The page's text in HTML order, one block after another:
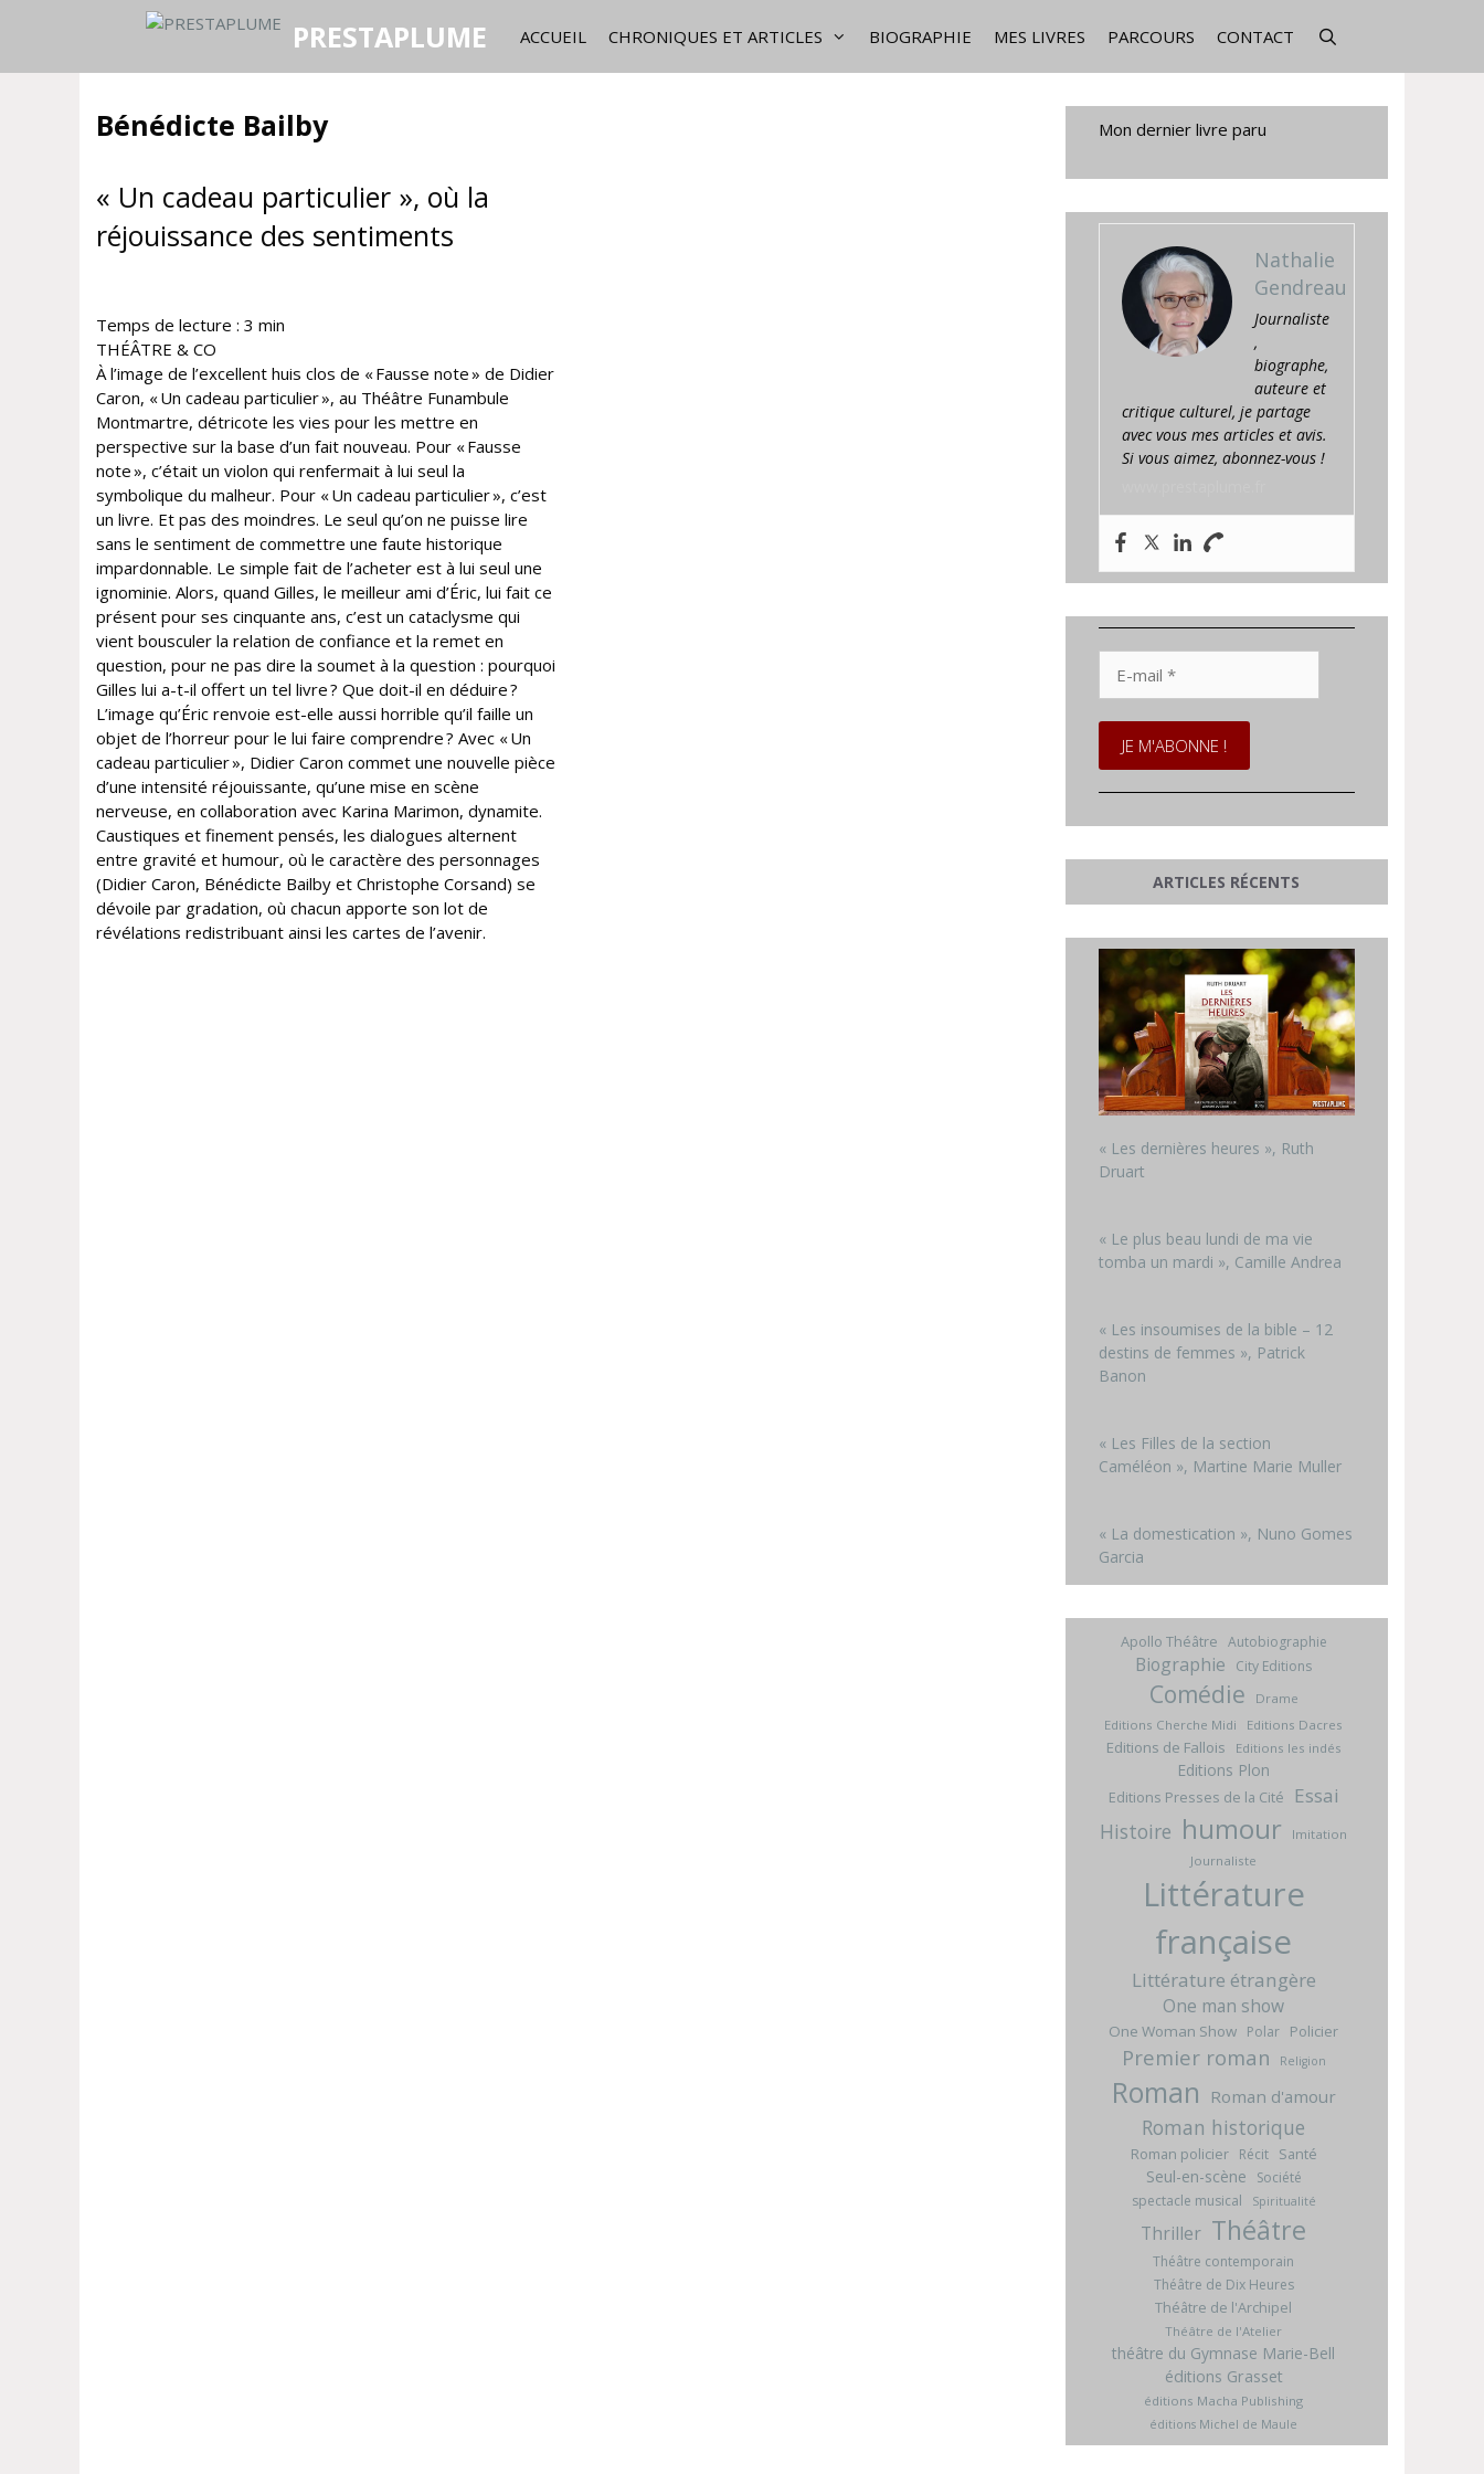
PRESTAPLUME ACCUEIL CHRONIQUES ET ARTICLES BIOGRAPHIE MES LIVRES PARCOURS CONTACT
Bénédicte Bailby
« Un cadeau particulier », où la
réjouissance des sentiments
Temps de lecture : 3 min
THÉÂTRE & CO
À l’image de l’excellent huis clos de « Fausse note » de Didier
Caron, « Un cadeau particulier », au Théâtre Funambule
Montmartre, détricote les vies pour les mettre en
perspective sur la base d’un fait nouveau. Pour « Fausse
note », c’était un violon qui renfermait à lui seul la
symbolique du malheur. Pour « Un cadeau particulier », c’est
un livre. Et pas des moindres. Le seul qu’on ne puisse lire
sans le sentiment de commettre une faute historique
impardonnable. Le simple fait de l’acheter est à lui seul une
ignominie. Alors, quand Gilles, le meilleur ami d’Éric, lui fait ce
présent pour ses cinquante ans, c’est un cataclysme qui
vient bousculer la relation de confiance et la remet en
question, pour ne pas dire la soumet à la question : pourquoi
Gilles lui a-t-il offert un tel livre ? Que doit-il en déduire ?
L’image qu’Éric renvoie est-elle aussi horrible qu’il faille un
objet de l’horreur pour le lui faire comprendre ? Avec « Un
cadeau particulier », Didier Caron commet une nouvelle pièce
d’une intensité réjouissante, qu’une mise en scène
nerveuse, en collaboration avec Karina Marimon, dynamite.
Caustiques et finement pensés, les dialogues alternent
entre gravité et humour, où le caractère des personnages
(Didier Caron, Bénédicte Bailby et Christophe Corsand) se
dévoile par gradation, où chacun apporte son lot de
révélations redistribuant ainsi les cartes de l’avenir.
Mon dernier livre paru
Nathalie
Gendreau
Journaliste
,
biographe,
auteure et
critique culturel, je partage
avec vous mes articles et avis.
Si vous aimez, abonnez-vous !
mail
*
ARTICLES RÉCENTS
« Les dernières heures », Ruth
Druart
« Le plus beau lundi de ma vie
tomba un mardi », Camille Andrea
« Les insoumises de la bible – 12
destins de femmes », Patrick
Banon
« Les Filles de la section
Caméléon », Martine Marie Muller
« La domestication », Nuno Gomes
Garcia
Apollo Théâtre Autobiographie
Biographie City Editions
Comédie
Drame
Editions Cherche Midi
Editions Dacres
Editions de Fallois Editions les indés
Editions Plon
Editions Presses de la Cité Essai
Histoire humour
Imitation
Journaliste
Littérature
française
Littérature étrangère
One man show
One Woman Show Polar Policier
Premier roman Religion
Roman Roman d'amour
Roman historique
Roman policier Récit Santé
Seul-en-scène
Société
spectacle musical
Spiritualité
Thriller Théâtre
Théâtre contemporain
Théâtre de Dix Heures
Théâtre de l'Archipel
Théâtre de l'Atelier
théâtre du Gymnase Marie-Bell
éditions Grasset
éditions Macha Publishing
éditions Michel de Maule